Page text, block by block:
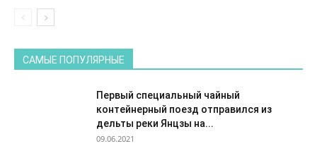
САМЫЕ ПОПУЛЯРНЫЕ
Первый специальный чайный
контейнерный поезд отправился из
дельты реки Янцзы на...
09.06.2021